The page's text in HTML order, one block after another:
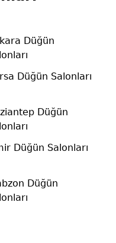
Düğün
Düğün Salonları
Düğün
Düğün Salonları
Düğün